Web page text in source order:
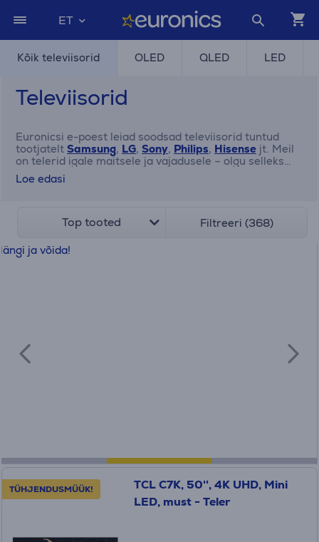
ET
Kõik televiisorid OLED QLED LED
Televiisorid
Euronicsi e-poest leiad soodsad televiisorid tuntud
tootjatelt Samsung, LG, Sony, Philips, Hisense jt. Meil
on telerid igale maitsele ja vajadusele – olgu selleks
näiteks
OLED
Android telerid
ekraanideni. Tee oma valik Euronicsi e-poes juba täna
ning telli televiisor mugavalt koju!
Loe edasi
Top tooted Filtreeri (368)
TÜHJENDUSMÜÜK!
TCL C7K, 50'', 4K UHD, Mini
LED, must - Teler